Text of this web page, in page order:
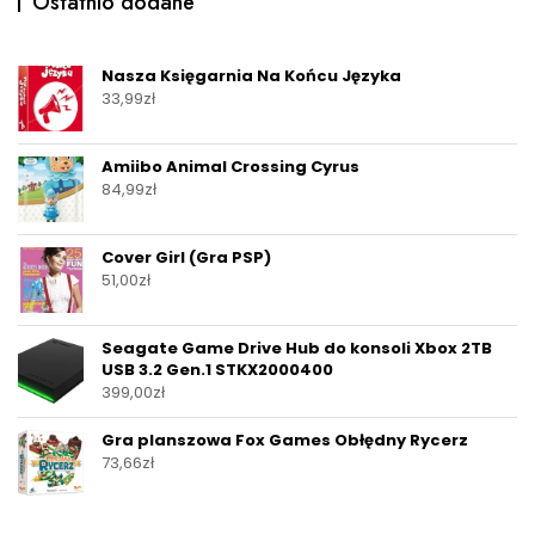
Nasza Księgarnia Na Końcu Języka
33,99zł
Amiibo Animal Crossing Cyrus
84,99zł
Cover Girl (Gra PSP)
51,00zł
Seagate Game Drive Hub do konsoli Xbox 2TB
USB 3.2 Gen.1 STKX2000400
399,00zł
Gra planszowa Fox Games Obłędny Rycerz
73,66zł